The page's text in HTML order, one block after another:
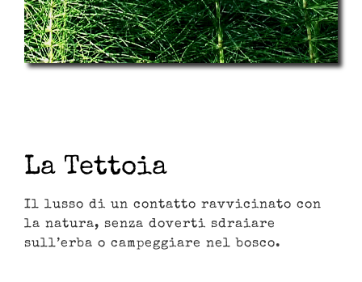
La Tettoia
Il lusso di un contatto ravvicinato con
la natura, senza doverti sdraiare
sull’erba o campeggiare nel bosco.